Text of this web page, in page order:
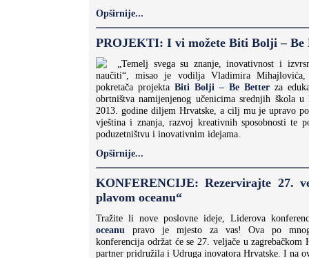
Opširnije...
PROJEKTI: I vi možete Biti Bolji – Be
„Temelj svega su znanje, inovativnost i
naučiti“, misao je vodilja Vladimira Mihajlovića,
pokretača projekta Biti Bolji – Be Better za
obrtništva namijenjenog učenicima srednjih škola
2013. godine diljem Hrvatske, a cilj mu je upravo
vještina i znanja, razvoj kreativnih sposobnosti te
poduzetništvu i inovativnim idejama.
Opširnije...
KONFERENCIJE: Rezervirajte 27.
plavom oceanu“
Tražite li nove poslovne ideje, Liderova
oceanu pravo je mjesto za vas! Ova po
konferencija održat će se 27. veljače u
partner pridružila i Udruga inovatora Hrvatske. I na